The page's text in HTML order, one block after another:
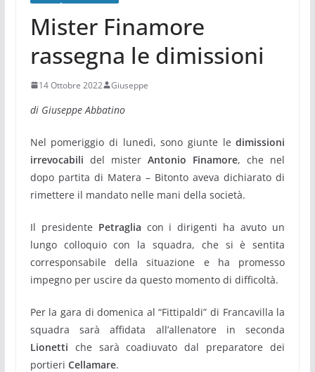
Mister Finamore
rassegna le dimissioni
14 Ottobre 2022 Giuseppe
di Giuseppe Abbatino
Nel pomeriggio di lunedì, sono giunte ledimissioni
irrevocabili del mister Antonio Finamore, che nel
dopo partita di Matera – Bitonto aveva dichiarato di
rimettere il mandato nelle mani della società.
Il presidente Petraglia con i dirigenti ha avuto un
lungo colloquio con la squadra, che si è sentita
corresponsabile della situazione e ha promesso
impegno per uscire da questo momento di difficoltà.
Per la gara di domenica al “Fittipaldi” di Francavilla la
squadra sarà affidata all’allenatore in seconda
Lionetti che sarà coadiuvato dal preparatore dei
portieri Cellamare.